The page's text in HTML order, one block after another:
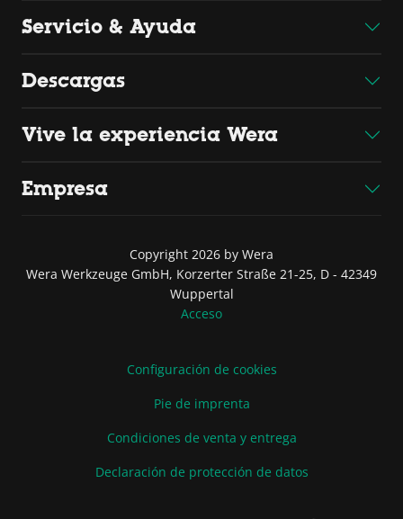
Servicio & Ayuda
Descargas
Vive la experiencia Wera
Empresa
Copyright 2026 by Wera
Wera Werkzeuge GmbH, Korzerter Straße 21-25, D - 42349
Wuppertal
Acceso
Configuración de cookies
Pie de imprenta
Condiciones de venta y entrega
Declaración de protección de datos